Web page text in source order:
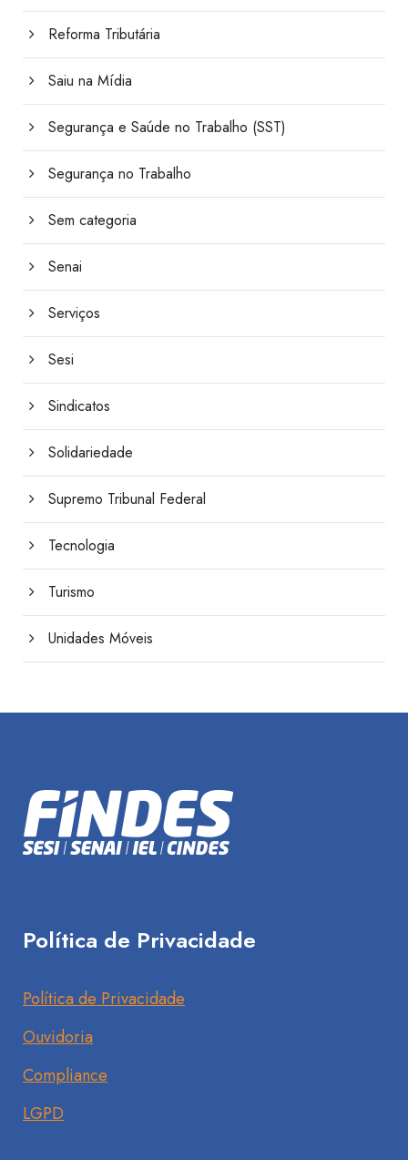
Reforma Tributária
Saiu na Mídia
Segurança e Saúde no Trabalho (SST)
Segurança no Trabalho
Sem categoria
Senai
Serviços
Sesi
Sindicatos
Solidariedade
Supremo Tribunal Federal
Tecnologia
Turismo
Unidades Móveis
Política de Privacidade
Política de Privacidade
Ouvidoria
Compliance
LGPD